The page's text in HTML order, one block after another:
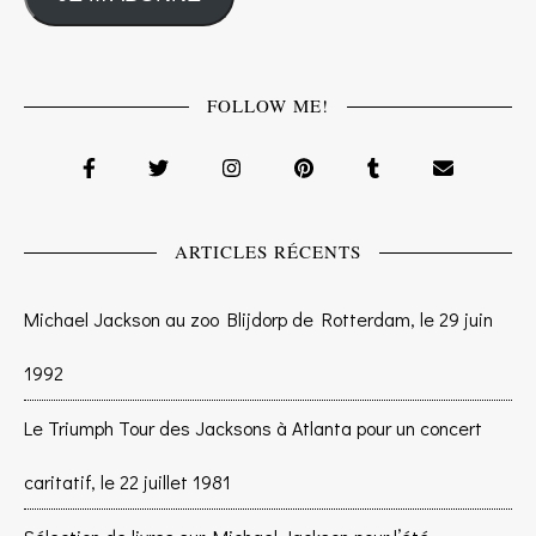
FOLLOW ME!
ARTICLES RÉCENTS
Michael Jackson au zoo Blijdorp de Rotterdam, le 29 juin
1992
Le Triumph Tour des Jacksons à Atlanta pour un concert
caritatif, le 22 juillet 1981